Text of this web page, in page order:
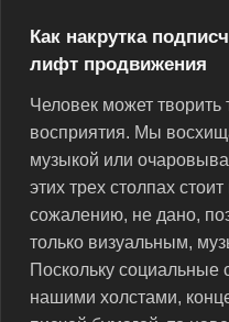
Как накрутка
лифт продвижения
Человек может творить
восприятия. Мы
музыкой или
этих трех столпах
сожалению, не дано,
только визуальным,
Поскольку социальные
нашими холстами,